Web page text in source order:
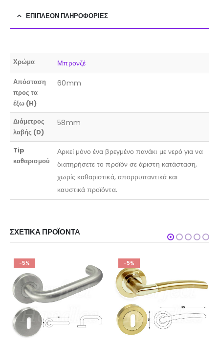
ΕΠΙΠΛΈΟΝ ΠΛΗΡΟΦΟΡΊΕΣ
Χρώμα Μπρονζέ
Απόσταση
προς τα
έξω (H)
60mm
Διάμετρος
λαβής (D)
58mm
Tip
καθαρισμού
Αρκεί μόνο ένα βρεγμένο πανάκι με νερό για να
διατηρήσετε το προϊόν σε άριστη κατάσταση,
χωρίς καθαριστικά, απορρυπαντικά και
καυστικά προϊόντα.
ΣΧΕΤΙΚΆ ΠΡΟΪΌΝΤΑ
-5% -5%